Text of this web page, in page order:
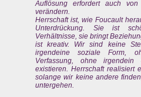
Auflösung erfordert auch
verändern.
Herrschaft ist, wie Foucault
Unterdrückung. Sie ist
Verhältnisse, sie bringt
ist kreativ. Wir sind keine
irgendeine soziale Form,
Verfassung, ohne irgendein
existieren. Herrschaft realisiert
solange wir keine andere
untergehen.